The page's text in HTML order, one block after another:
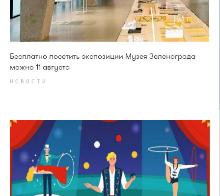
Бесплатно посетить экспозиции Музея Зеленограда
можно 11 августа
НОВОСТИ